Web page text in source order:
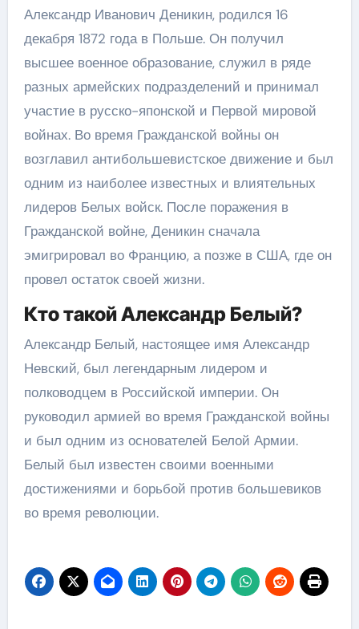
Александр Иванович Деникин, родился 16
декабря 1872 года в Польше. Он получил
высшее военное образование, служил в ряде
разных армейских подразделений и принимал
участие в русско-японской и Первой мировой
войнах. Во время Гражданской войны он
возглавил антибольшевистское движение и был
одним из наиболее известных и влиятельных
лидеров Белых войск. После поражения в
Гражданской войне, Деникин сначала
эмигрировал во Францию, а позже в США, где он
провел остаток своей жизни.
Кто такой Александр Белый?
Александр Белый, настоящее имя Александр
Невский, был легендарным лидером и
полководцем в Российской империи. Он
руководил армией во время Гражданской войны
и был одним из основателей Белой Армии.
Белый был известен своими военными
достижениями и борьбой против большевиков
во время революции.